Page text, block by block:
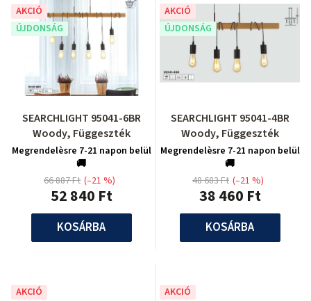
AKCIÓ
ÚJDONSÁG
SEARCHLIGHT 95041-6BR
Woody, Függeszték
Megrendelèsre 7-21 napon belül
🚚
52 840 Ft
66 887 Ft (–21 %)
KOSÁRBA
AKCIÓ
ÚJDONSÁG
SEARCHLIGHT 95041-4BR
Woody, Függeszték
Megrendelèsre 7-21 napon belül
🚚
38 460 Ft
48 683 Ft (–21 %)
KOSÁRBA
AKCIÓ
AKCIÓ